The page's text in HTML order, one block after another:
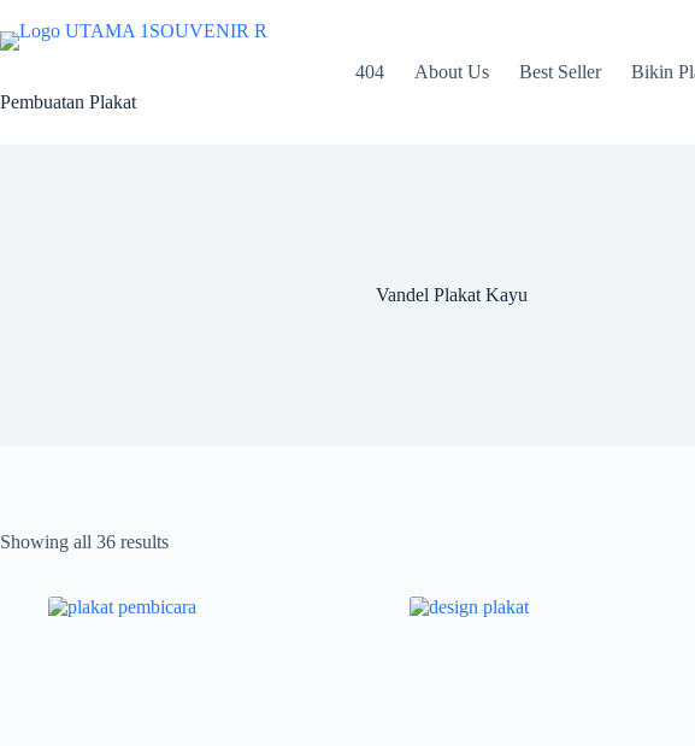
to
content
Pembuatan Plakat
404 About Us Best Seller Bikin
Vandel Plakat Kayu
Showing all 36 resultsSorted